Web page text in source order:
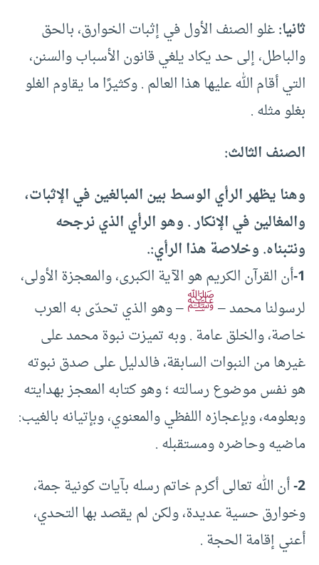
ثانيا:غلو الصنف الأول في إثبات الخوارق، بالحق
والباطل، إلى حد يكاد يلغي قانون الأسباب والسنن،
التي أقام الله عليها هذا العالم . وكثيرًا ما يقاوم الغلو
بغلو مثله .
الصنف الثالث:
وهنا يظهر الرأي الوسط بين المبالغين في الإثبات،
والمغالين في الإنكار . وهو الرأي الذي نرجحه
ونتبناه. وخلاصة هذا الرأي:.
1-أن القرآن الكريم هو الآية الكبرى، والمعجزة الأولى،
لرسولنا محمد –ﷺ– وهو الذي تحدّى به العرب
خاصة، والخلق عامة . وبه تميزت نبوة محمد على
غيرها من النبوات السابقة، فالدليل على صدق نبوته
هو نفس موضوع رسالته ؛ وهو كتابه المعجز بهدايته
وبعلومه، وبإعجازه اللفظي والمعنوي، وبإتيانه بالغيب:
ماضيه وحاضره ومستقبله .
2- أن الله تعالى أكرم خاتم رسله بآيات كونية جمة،
وخوارق حسية عديدة، ولكن لم يقصد بها التحدي،
أعني إقامة الحجة .